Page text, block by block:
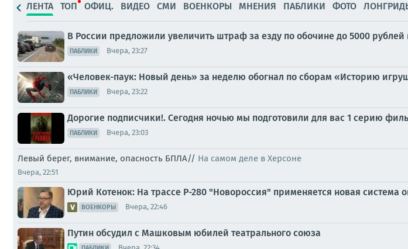
ЛЕНТА ТОП ОФИЦ. ВИДЕО СМИ ВОЕНКОРЫ МНЕНИЯ ПАБЛИКИ ФОТО
В России предложили увеличить штраф за езду по обочине до 5000
ПАБЛИКИ Вчера, 23:27
«Человек-паук: Новый день» за неделю обогнал по сборам «Историю
ПАБЛИКИ Вчера, 23:22
Дорогие подписчики!. Сегодня ночью мы подготовили для вас 1 серию
ПАБЛИКИ Вчера, 23:03
Левый берег, внимание, опасность БПЛА// На самом деле в Херсоне
Вчера, 22:51
Юрий Котенок: На трассе Р-280 "Новороссия" применяется новая система
ВОЕНКОРЫ Вчера, 22:46
Путин обсудил с Машковым юбилей театрального союза